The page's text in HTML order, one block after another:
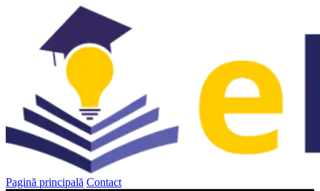
Pagină principală Contact